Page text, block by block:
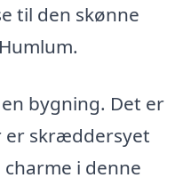
til den skønne
bygning. Det er
er skræddersyet
i denne